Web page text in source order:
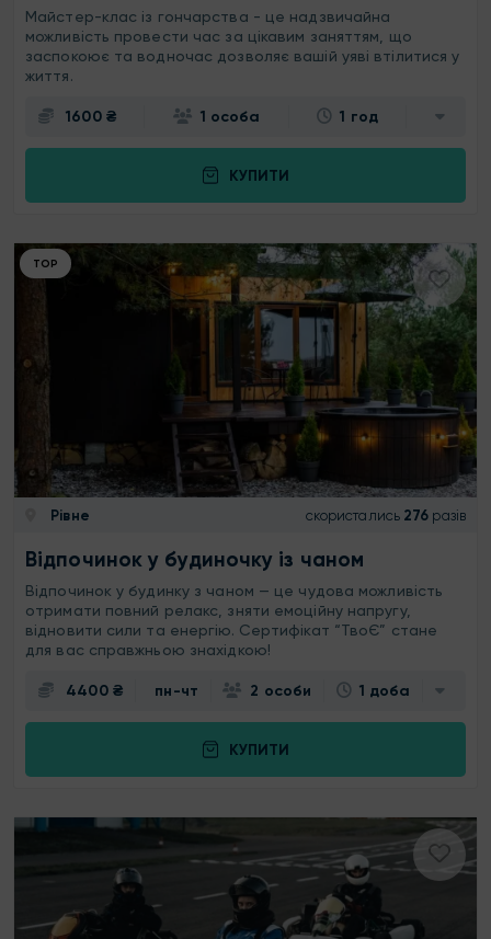
Майстер-клас із гончарства - це надзвичайна
можливість провести час за цікавим заняттям, що
заспокоює та водночас дозволяє вашій уяві втілитися у
життя.
1600 ₴ 1 особа 1 год
КУПИТИ
ТОР
Рівне скористались 276 разів
Відпочинок у будиночку із чаном
Відпочинок у будинку з чаном — це чудова можливість
отримати повний релакс, зняти емоційну напругу,
відновити сили та енергію. Сертифікат “ТвоЄ” стане
для вас справжньою знахідкою!
4400 ₴ пн-чт 2 особи 1 доба
КУПИТИ